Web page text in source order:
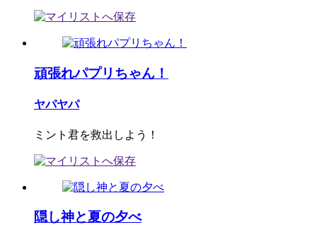
頑張れパプリちゃん！
ヤパヤパ
ミント君を救出しよう！
隠し神と夏の夕べ